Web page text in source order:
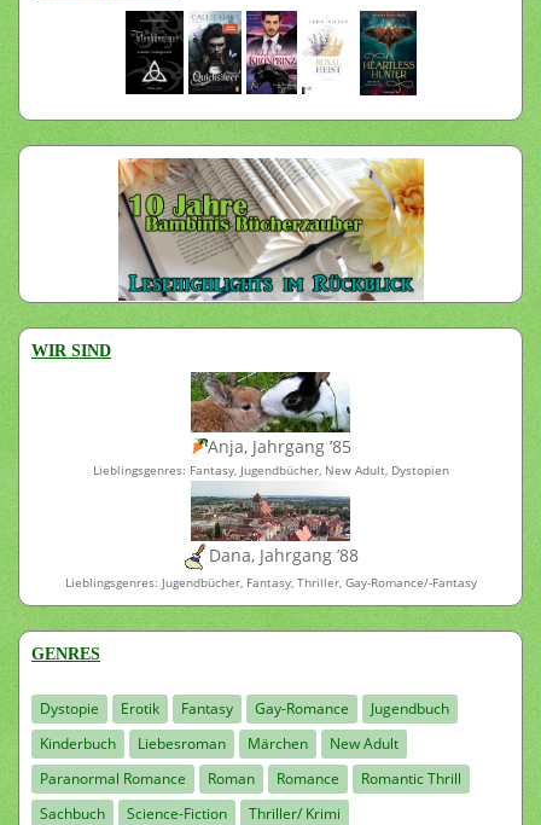
WIR SIND
Anja, Jahrgang ’85
Lieblingsgenres: Fantasy, Jugendbücher, New Adult, Dystopien
Dana, Jahrgang ’88
Lieblingsgenres: Jugendbücher, Fantasy, Thriller, Gay-Romance/-Fantasy
GENRES
Dystopie Erotik Fantasy Gay-Romance
Jugendbuch
Kinderbuch
Liebesroman Märchen
New Adult
Paranormal Romance
Roman Romance
Romantic Thrill
Sachbuch
Science-Fiction Thriller/ Krimi